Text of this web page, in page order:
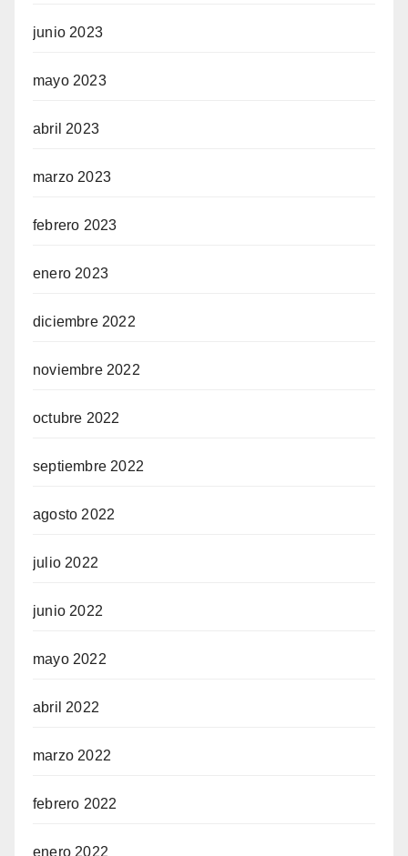
junio 2023
mayo 2023
abril 2023
marzo 2023
febrero 2023
enero 2023
diciembre 2022
noviembre 2022
octubre 2022
septiembre 2022
agosto 2022
julio 2022
junio 2022
mayo 2022
abril 2022
marzo 2022
febrero 2022
enero 2022